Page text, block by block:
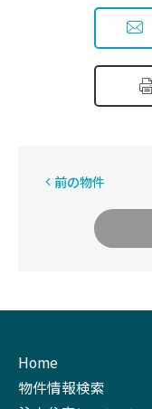
前の物件
Home
物件情報検索